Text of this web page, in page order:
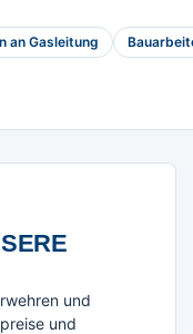
an Gasleitung
M
und
und